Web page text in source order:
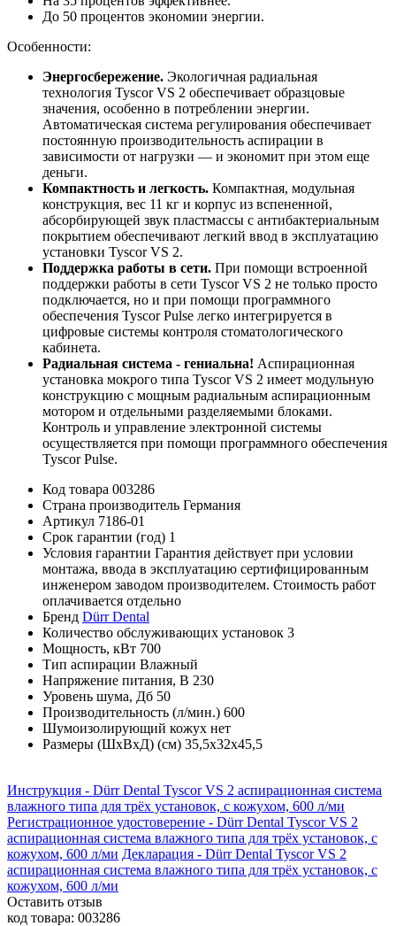
До 50 процентов экономии энергии.
Особенности:
Энергосбережение. Экологичная радиальная
технология Tyscor VS 2 обеспечивает образцовые
значения, особенно в потреблении энергии.
Автоматическая система регулирования обеспечивает
постоянную производительность аспирации в
зависимости от нагрузки — и экономит при этом еще
деньги.
Компактность и легкость. Компактная, модульная
конструкция, вес 11 кг и корпус из вспененной,
абсорбирующей звук пластмассы с антибактериальным
покрытием обеспечивают легкий ввод в эксплуатацию
установки Tyscor VS 2.
Поддержка работы в сети. При помощи встроенной
поддержки работы в сети Tyscor VS 2 не только просто
подключается, но и при помощи программного
обеспечения Tyscor Pulse легко интегрируется в
цифровые системы контроля стоматологического
кабинета.
Радиальная система - гениальна! Аспирационная
установка мокрого типа Tyscor VS 2 имеет модульную
конструкцию с мощным радиальным аспирационным
мотором и отдельными разделяемыми блоками.
Контроль и управление электронной системы
осуществляется при помощи программного обеспечения
Tyscor Pulse.
Код товара 003286
Страна производитель Германия
Артикул 7186-01
Срок гарантии (год) 1
Условия гарантии Гарантия действует при условии
монтажа, ввода в эксплуатацию сертифицированным
инженером заводом производителем. Cтоимость работ
оплачивается отдельно
Бренд Dürr Dental
Количество обслуживающих установок 3
Мощность, кВт 700
Тип аспирации Влажный
Напряжение питания, В 230
Уровень шума, Дб 50
Производительность (л/мин.) 600
Шумоизолирующий кожух нет
Размеры (ШхВхД) (см) 35,5x32х45,5
Инструкция - Dürr Dental Tyscor VS 2 аспирационная система
влажного типа для трёх установок, с кожухом, 600 л/ми
Регистрационное удостоверение - Dürr Dental Tyscor VS 2
аспирационная система влажного типа для трёх установок, с
кожухом, 600 л/ми Декларация - Dürr Dental Tyscor VS 2
аспирационная система влажного типа для трёх установок, с
кожухом, 600 л/ми
Оставить отзыв
код товара: 003286